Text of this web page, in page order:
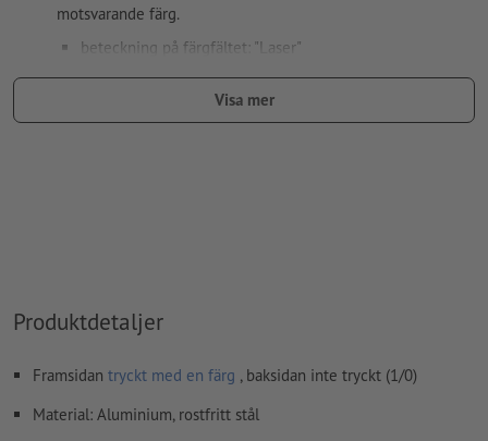
motsvarande färg.
beteckning på färgfältet: "Laser"
färgvärde: fritt valbart
vårt hjälpcenter.
Hur skapar jag utskriftsdata korrekt?
Visa mer
Produktdetaljer
Framsidan tryckt med en färg , baksidan inte tryckt (1/0)
Material: Aluminium, rostfritt stål